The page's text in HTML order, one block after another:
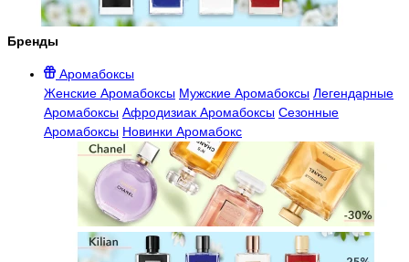
Бренды
Аромабоксы
Женские Аромабоксы Мужские Аромабоксы Легендарные
Аромабоксы Афродизиак Аромабоксы Сезонные
Аромабоксы Новинки Аромабокс